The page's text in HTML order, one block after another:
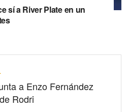
sí a River Plate en un
a Enzo Fernández
Rodri